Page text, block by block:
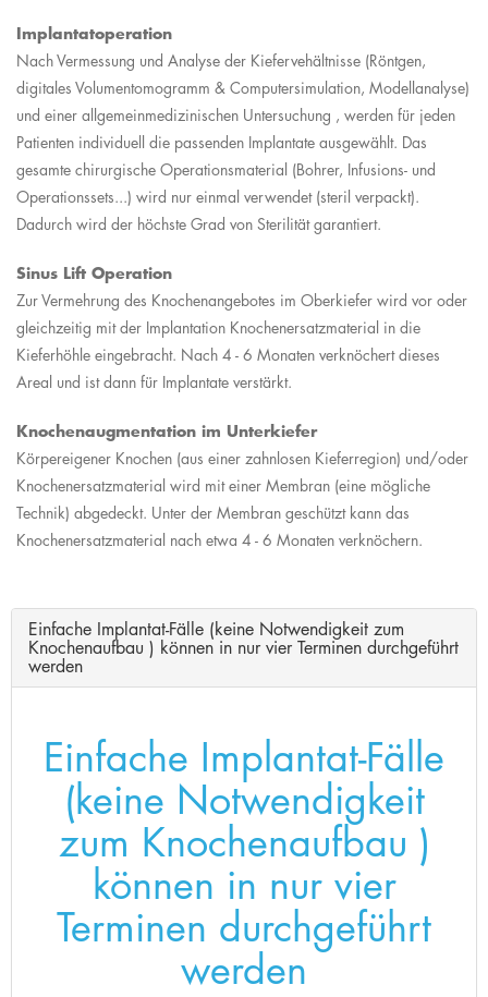
Implantatoperation
Nach Vermessung und Analyse der Kiefervehältnisse (Röntgen,
digitales Volumentomogramm & Computersimulation, Modellanalyse)
und einer allgemeinmedizinischen Untersuchung , werden für jeden
Patienten individuell die passenden Implantate ausgewählt. Das
gesamte chirurgische Operationsmaterial (Bohrer, Infusions- und
Operationssets...) wird nur einmal verwendet (steril verpackt).
Dadurch wird der höchste Grad von Sterilität garantiert.
Sinus Lift Operation
Zur Vermehrung des Knochenangebotes im Oberkiefer wird vor oder
gleichzeitig mit der Implantation Knochenersatzmaterial in die
Kieferhöhle eingebracht. Nach 4 - 6 Monaten verknöchert dieses
Areal und ist dann für Implantate verstärkt.
Knochenaugmentation im Unterkiefer
Körpereigener Knochen (aus einer zahnlosen Kieferregion) und/oder
Knochenersatzmaterial wird mit einer Membran (eine mögliche
Technik) abgedeckt. Unter der Membran geschützt kann das
Knochenersatzmaterial nach etwa 4 - 6 Monaten verknöchern.
Einfache Implantat-Fälle (keine Notwendigkeit zum
Knochenaufbau ) können in nur vier Terminen durchgeführt
werden
Einfache Implantat-Fälle
(keine Notwendigkeit
zum Knochenaufbau )
können in nur vier
Terminen durchgeführt
werden